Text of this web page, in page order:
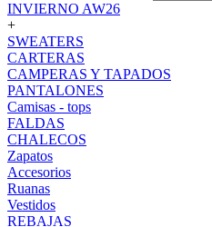
INVIERNO AW26
+
SWEATERS
CARTERAS
CAMPERAS Y TAPADOS
PANTALONES
Camisas - tops
FALDAS
CHALECOS
Zapatos
Accesorios
Ruanas
Vestidos
REBAJAS